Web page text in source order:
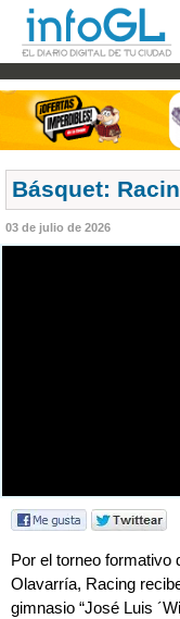
Básquet:
03 de julio de 2026
Por el torneo formativo
Olavarría, Racing
gimnasio “José Luis